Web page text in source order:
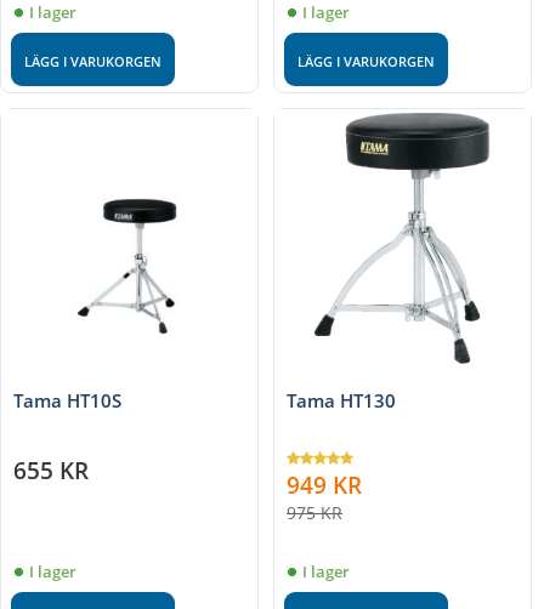
I lager
LÄGG I VARUKORGEN
I lager
LÄGG I VARUKORGEN
Tama HT10S
655 KR
I lager
Tama HT130
949 KR
975KR
I lager